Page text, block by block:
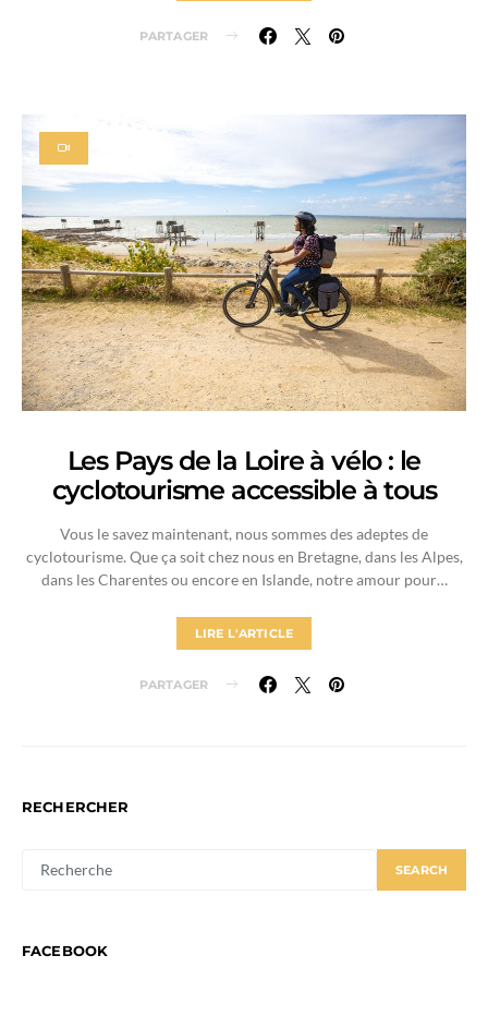
PARTAGER
Les Pays de la Loire à vélo : le
cyclotourisme accessible à tous
Vous le savez maintenant, nous sommes des adeptes de
cyclotourisme. Que ça soit chez nous en Bretagne, dans les Alpes,
dans les Charentes ou encore en Islande, notre amour pour…
LIRE L'ARTICLE
PARTAGER
RECHERCHER
FOR:
SEARCH
FACEBOOK